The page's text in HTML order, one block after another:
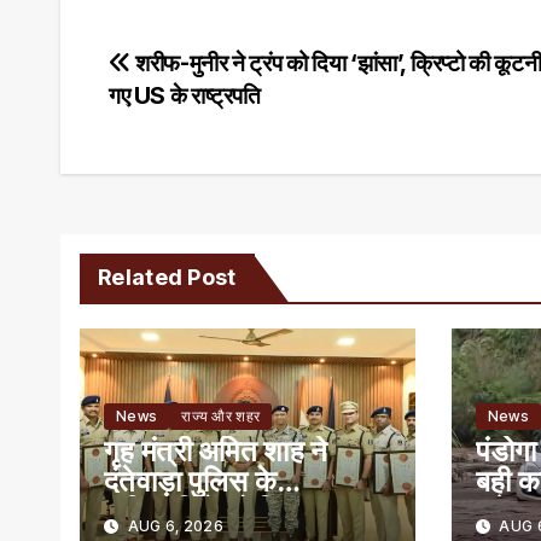
Post
navigation
शरीफ-मुनीर ने ट्रंप को दिया ‘झांसा’, क्रिप्टो की
गए US के राष्ट्रपति
Related Post
News राज्य और शहर
गृह मंत्री अमित शाह ने
दंतेवाड़ा पुलिस के
अधिकारियों को किया
AUG 6, 2026
News
बही
बचेAUG